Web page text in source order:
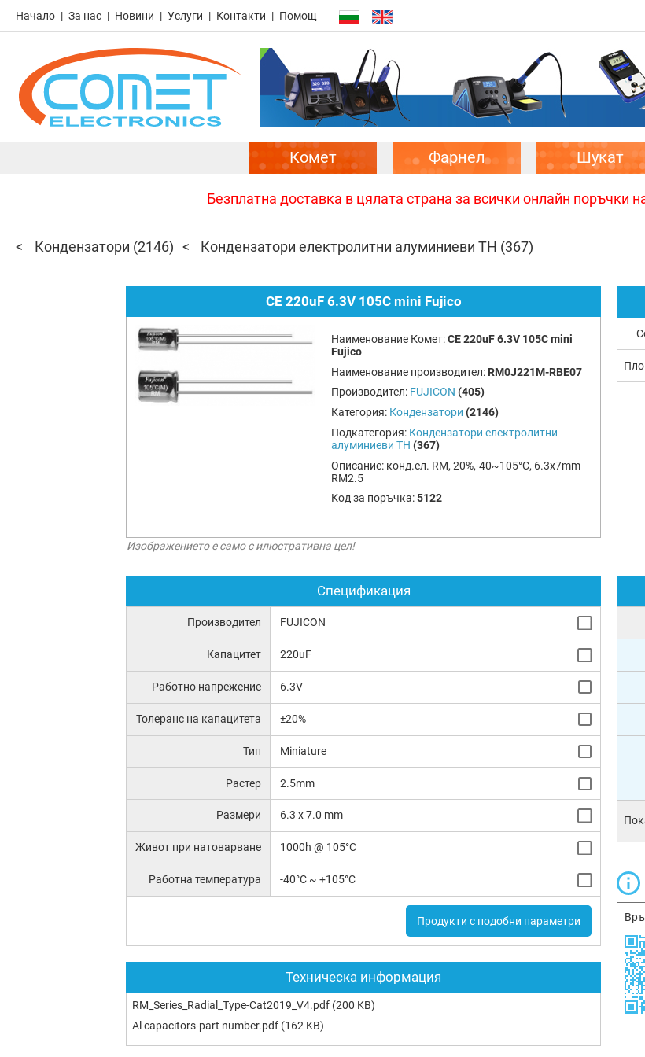
Начало За нас Новини Услуги Контакти Помощ
Комет Фарнел Шукат
Безплатна доставка в цялата страна за всички онлайн поръчки
Кондензатори (2146) Кондензатори електролитни алуминиеви TH (367)
CE 220uF 6.3V 105C mini Fujico
Наименование Комет:CE 220uF 6.3V 105C mini
Fujico
Наименование производител: RM0J221M-RBE07
Производител: FUJICON (405)
Категория: Кондензатори (2146)
Подкатегория: Кондензатори електролитни
алуминиеви TH (367)
Описание: конд.ел. RM, 20%,-40~105°C, 6.3x7mm
RM2.5
Код за поръчка:5122
Изображението е само с илюстративна цел!
Спецификация
Производител FUJICON
Капацитет 220uF
Работно напрежение 6.3V
Толеранс на капацитета ±20%
Тип Miniature
Растер 2.5mm
Размери 6.3 x 7.0 mm
Живот при натоварване 1000h @ 105°C
Работна температура -40°C ~ +105°C
Продукти с подобни параметри
Техническа информация
RM_Series_Radial_Type-Cat2019_V4.pdf (200 KB)
Al capacitors-part number.pdf (162 KB)